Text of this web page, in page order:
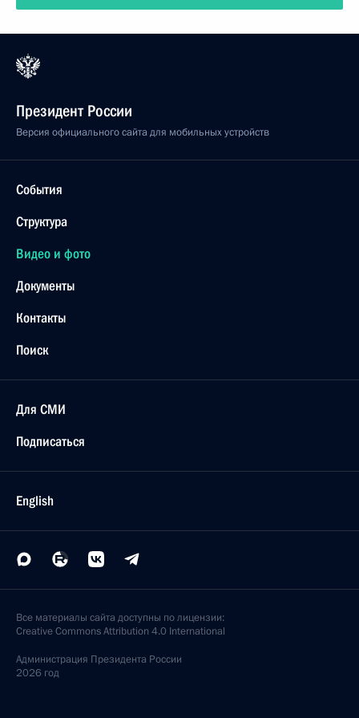
Президент России
Версия официального сайта для мобильных устройств
События
Структура
Видео и фото
Документы
Контакты
Поиск
Для СМИ
Подписаться
English
Все материалы сайта доступны по лицензии:
Creative Commons Attribution 4.0 International
Администрация Президента России
2026 год